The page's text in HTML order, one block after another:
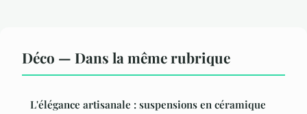
Déco — Dans la même rubrique
L'élégance artisanale : suspensions en céramique